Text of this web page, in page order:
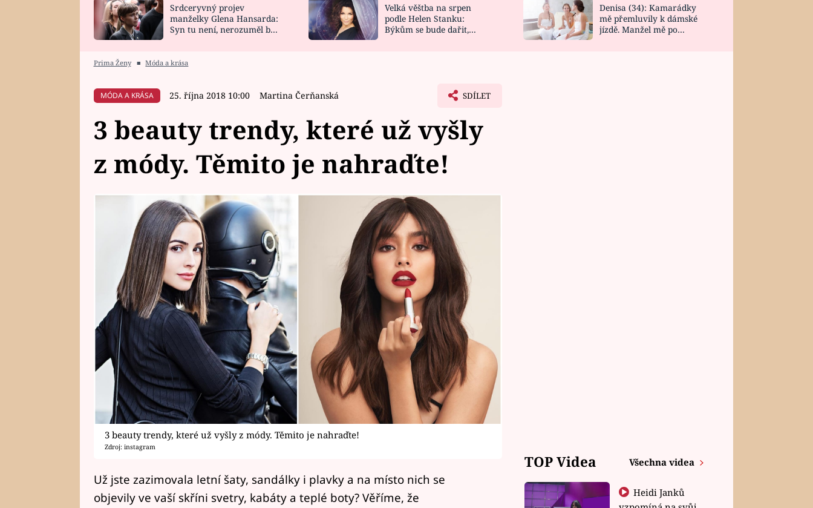
HOROSKOP NA
CELEBRITY
VAŘENÍ
NOVINKY
VIDEORECEPTY
DESIGN
Srdceryvný projev
manželky Glena Hansarda:
Syn tu není, nerozuměl by
Velká věštba na srpen
podle Helen Stanku:
Býkům se bude dařit,
Denisa (34): Kamarádky
mě přemluvily k dámské
jízdě. Manžel mě po
Prima Ženy ■ Móda a krása
MÓDA A KRÁSA 25. října 2018 10:00 Martina Čerňanská SDÍLET
3 beauty trendy, které už vyšly
z módy. Těmito je nahraďte!
3 beauty trendy, které už vyšly z módy. Těmito je nahraďte!
Zdroj: instagram
Už jste zazimovala letní šaty, sandálky i plavky a na místo nich se
objevily ve vaší skříni svetry, kabáty a teplé boty? Věříme, že
TOP Videa Všechna videa
Heidi Janků